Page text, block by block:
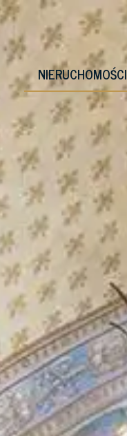
NIERUCHOMOŚCI